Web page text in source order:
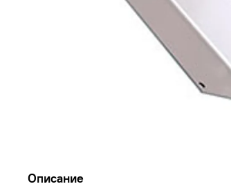
Описание